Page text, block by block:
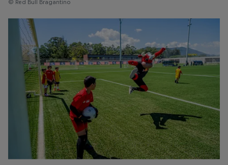
© Red Bull Bragantino